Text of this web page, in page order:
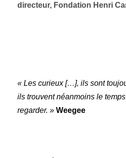
directeur, Fondation Henri
« Les curieux […], ils sont
ils trouvent néanmoins le
regarder. » Weegee